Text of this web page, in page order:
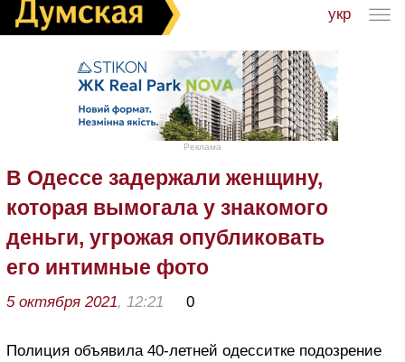
укр
Реклама
В Одессе задержали женщину,
которая вымогала у знакомого
деньги, угрожая опубликовать
его интимные фото
5 октября 2021, 12:21 0
Полиция объявила 40-летней одесситке подозрение